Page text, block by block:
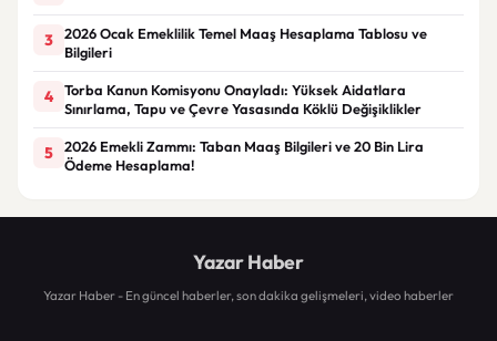
3
2026 Ocak Emeklilik Temel Maaş Hesaplama Tablosu ve
Bilgileri
4
Torba Kanun Komisyonu Onayladı: Yüksek Aidatlara
Sınırlama, Tapu ve Çevre Yasasında Köklü Değişiklikler
5
2026 Emekli Zammı: Taban Maaş Bilgileri ve 20 Bin Lira
Ödeme Hesaplama!
Yazar Haber
Yazar Haber - En güncel haberler, son dakika gelişmeleri, video haberler